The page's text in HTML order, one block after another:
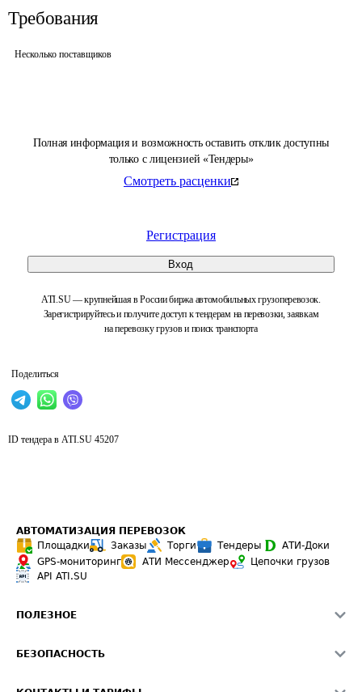
Полная информация и возможность оставить отклик доступны
только с лицензией «Тендеры»
Смотреть расценки
Регистрация
Вход
ATI.SU — крупнейшая в России биржа автомобильных грузоперевозок.
Зарегистрируйтесь и получите доступ к тендерам на перевозки, заявкам
на перевозку грузов и поиск транспорта
Поделиться
Требования
Несколько поставщиков
ID тендера в ATI.SU 45207
АВТОМАТИЗАЦИЯ ПЕРЕВОЗОК
Площадки
Заказы Торги Тендеры
АТИ-Доки
GPS-мониторинг
АТИ Мессенджер
Цепочки грузов
API ATI.SU
ПОЛЕЗНОЕ
Звезды ATI.SU на вашем сайте
БЕЗОПАСНОСТЬ